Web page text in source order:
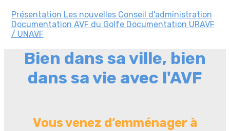
Présentation Les nouvelles Conseil d'administration
Documentation AVF du Golfe Documentation URAVF
/ UNAVF
Bien dans sa ville, bien
dans sa vie avec l'AVF
Vous venez d’emménager à